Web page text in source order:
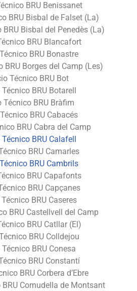
BRU Benissanet
BRU Bisbal de Falset (La)
Bisbal del Penedès (La)
BRU Blancafort
BRU Bonastre
BRU Borges del Camp (Les)
Técnico BRU Bot
BRU Botarell
Técnico BRU Bràfim
BRU Cabacés
BRU Cabra del Camp
BRU Calafell
BRU Camarles
BRU Cambrils
BRU Capafonts
BRU Capçanes
BRU Caseres
BRU Castellvell del Camp
BRU Catllar (El)
BRU Colldejou
BRU Conesa
BRU Constantí
BRU Corbera d’Ebre
Cornudella de Montsant